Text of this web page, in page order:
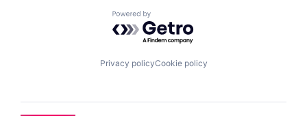
Powered by Getro.com
Privacy policyCookie policy